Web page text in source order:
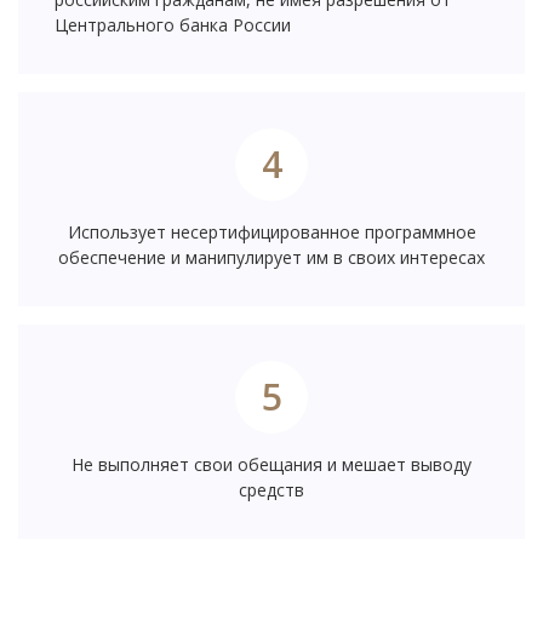
Центрального банка России
4
Использует несертифицированное программное
обеспечение и манипулирует им в своих интересах
5
Не выполняет свои обещания и мешает выводу
средств